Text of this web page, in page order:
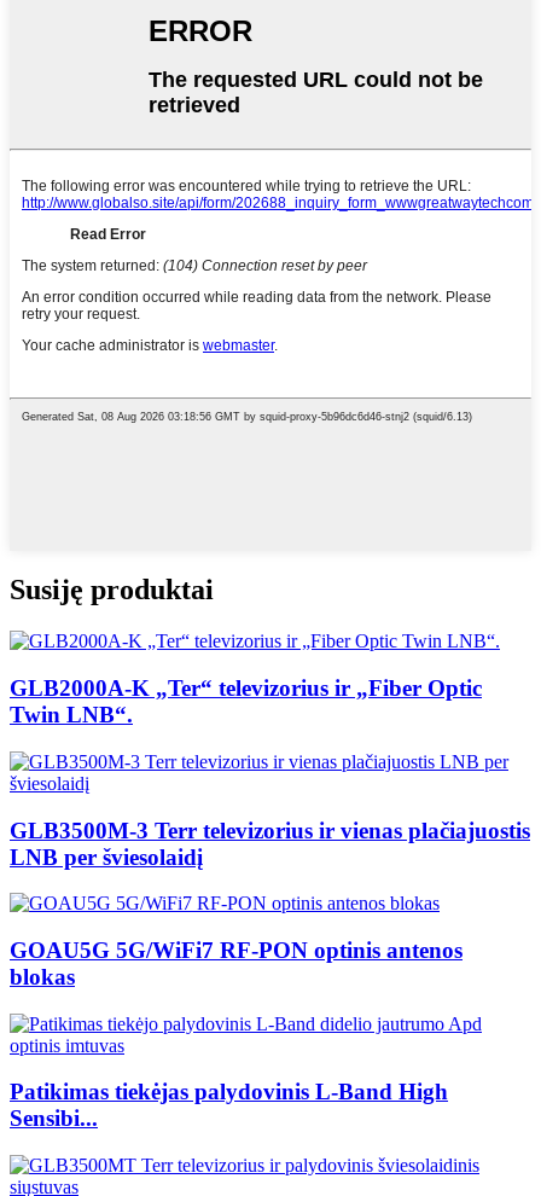
Susiję produktai
GLB2000A-K „Ter“ televizorius ir „Fiber Optic
Twin LNB“.
GLB3500M-3 Terr televizorius ir vienas plačiajuostis
LNB per šviesolaidį
GOAU5G 5G/WiFi7 RF-PON optinis antenos
blokas
Patikimas tiekėjas palydovinis L-Band High
Sensibi...